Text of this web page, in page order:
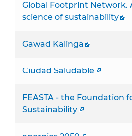
Global Footprint Network.
science of sustainability
Gawad Kalinga
Ciudad Saludable
FEASTA - the Foundation
Sustainability